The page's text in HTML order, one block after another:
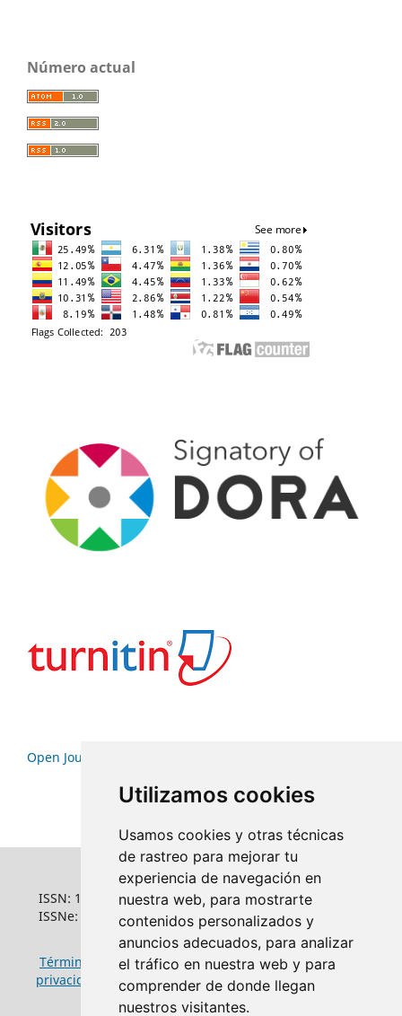
Utilizamos cookies
Usamos cookies y otras técnicas
de rastreo para mejorar tu
experiencia de navegación en
nuestra web, para mostrarte
contenidos personalizados y
anuncios adecuados, para analizar
el tráfico en nuestra web y para
comprender de donde llegan
nuestros visitantes.
Número actual
Open Journal Systems
ISSN: 1022-6508
ISSNe: 1681-5653
Términos y condiciones de uso|Política de
privacidad
Política de cookies